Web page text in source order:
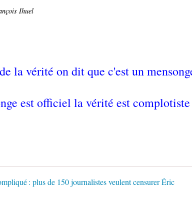
Ihuel
la vérité on dit que c'est un
est officiel la vérité est complotiste